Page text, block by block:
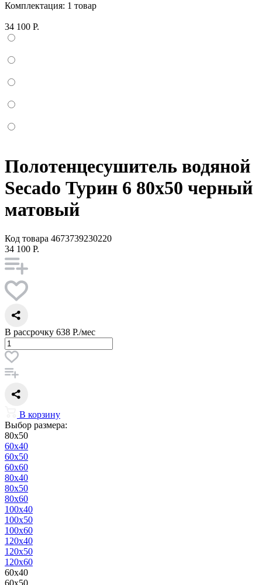
Комплектация: 1 товар
34 100 Р.
Полотенцесушитель водяной
Secado Турин 6 80x50 черный
матовый
Код товара 4673739230220
34 100 Р.
В рассрочку 638 Р./мес
В корзину
Выбор размера:
80x50
60x40
60x50
60x60
80x40
80x50
80x60
100x40
100x50
100x60
120x40
120x50
120x60
60x40
60x50